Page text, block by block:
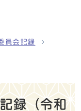
員会記録
録（令和